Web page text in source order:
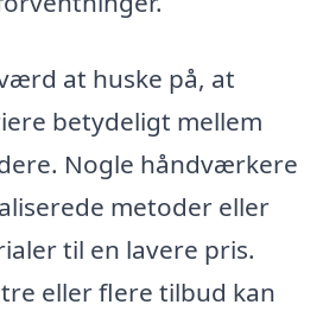
at huske på, at
betydeligt mellem
Nogle håndværkere
metoder eller
til en lavere pris.
eller flere tilbud kan